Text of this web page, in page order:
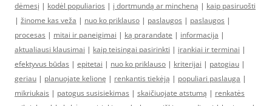
dėmesį | kodėl populiarios | į dortmundą ar mincheną | kaip pasiruošti
| žinome kas veža | nuo ko priklauso | paslaugos | paslaugos |
procesas | mitai ir paneigimai | ką prarandate | informacija |
aktualiausi klausimai | kaip teisingai pasirinkti | įrankiai ir terminai |
efektyvus būdas | epitetai | nuo ko priklauso | kriterijai | patogiau |
geriau | planuojate kelionę | renkantis tiekėją | populiari paslauga |
mikriukais | patogus susisiekimas | skaičiuojate atstumą | renkatės